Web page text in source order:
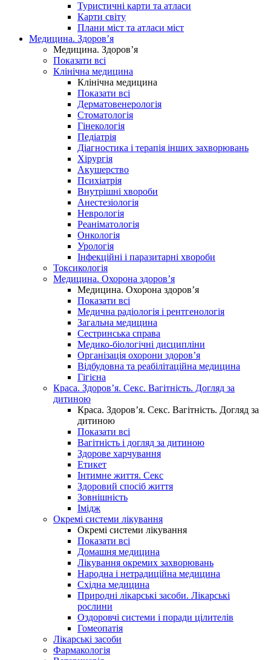
Туристичні карти та атласи
Карти світу
Плани міст та атласи міст
Медицина. Здоров’я
Медицина. Здоров’я
Показати всі
Клінічна медицина
Клінічна медицина
Показати всі
Дерматовенерологія
Стоматологія
Гінекологія
Педіатрія
Діагностика і терапія інших захворювань
Хірургія
Акушерство
Психіатрія
Внутрішні хвороби
Анестезіологія
Неврологія
Реаніматологія
Онкологія
Урологія
Інфекційні і паразитарні хвороби
Токсикологія
Медицина. Охорона здоров’я
Медицина. Охорона здоров’я
Показати всі
Медична радіологія і рентгенологія
Загальна медицина
Сестринська справа
Медико-біологічні дисципліни
Організація охорони здоров’я
Відбудовна та реабілітаційна медицина
Гігієна
Краса. Здоров’я. Секс. Вагітність. Догляд за
дитиною
Краса. Здоров’я. Секс. Вагітність. Догляд за
дитиною
Показати всі
Вагітність і догляд за дитиною
Здорове харчування
Етикет
Інтимне життя. Секс
Здоровий спосіб життя
Зовнішність
Імідж
Окремі системи лікування
Окремі системи лікування
Показати всі
Домашня медицина
Лікування окремих захворювань
Народна і нетрадиційна медицина
Східна медицина
Природні лікарські засоби. Лікарські
рослини
Оздоровчі системи і поради цілителів
Гомеопатія
Лікарські засоби
Фармакологія